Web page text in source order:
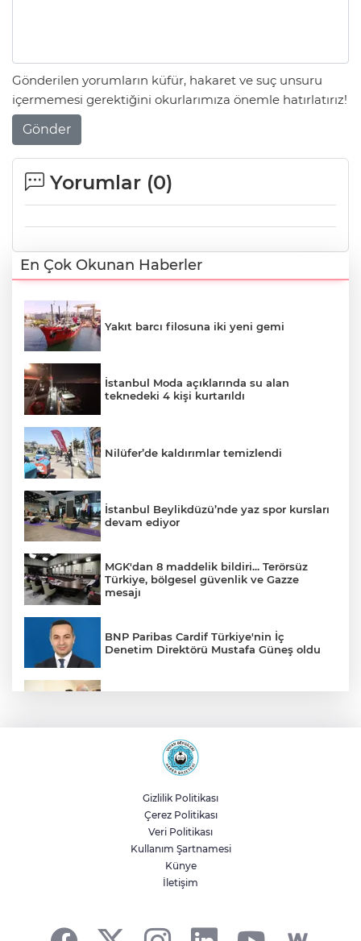
Gönderilen yorumların küfür, hakaret ve suç unsuru
içermemesi gerektiğini okurlarımıza önemle hatırlatırız!
Gönder
Yorumlar (0)
En Çok Okunan Haberler
Yakıt barcı filosuna iki yeni gemi
İstanbul Moda açıklarında su alan
teknedeki 4 kişi kurtarıldı
Nilüfer’de kaldırımlar temizlendi
İstanbul Beylikdüzü’nde yaz spor kursları
devam ediyor
MGK'dan 8 maddelik bildiri... Terörsüz
Türkiye, bölgesel güvenlik ve Gazze
mesajı
BNP Paribas Cardif Türkiye'nin İç
Denetim Direktörü Mustafa Güneş oldu
Sakarya’da ücretsiz doğalgaza
kavuşacaklar
Yalova'da makine arızası yapan tanker
güvenli bölgeye çekildi
Eskişehir Büyükşehir’den kırsal
Gizlilik Politikası
Çerez Politikası
Veri Politikası
Kullanım Şartnamesi
Künye
İletişim